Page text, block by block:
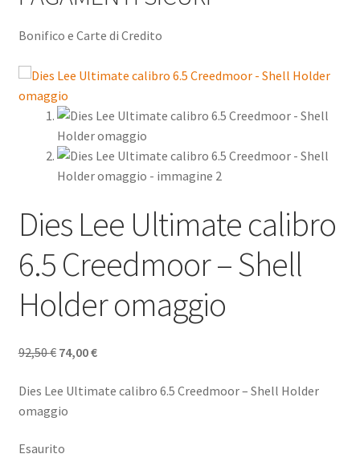
Bonifico e Carte di Credito
Dies Lee Ultimate calibro
6.5 Creedmoor – Shell
Holder omaggio
92,50€ Il
originale
era:
74,00€Il
attuale
Dies Lee Ultimate calibro 6.5 Creedmoor – Shell Holder
omaggio
Esaurito